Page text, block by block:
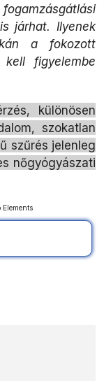
járhat. Ilyenek
a fokozott
figyelembe
különösen
szokatlan
szűrés jelenleg
nőgyógyászati
Elements